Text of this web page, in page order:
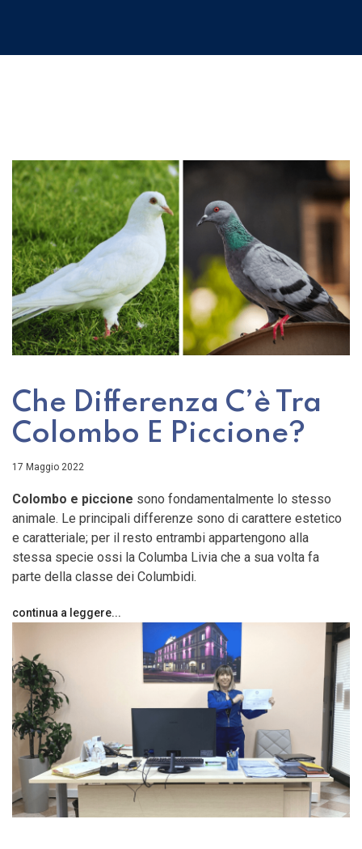
Che Differenza C’è Tra
Colombo E Piccione?
17 Maggio 2022
Colombo e piccione sono fondamentalmente lo stesso
animale. Le principali differenze sono di carattere estetico
e caratteriale; per il resto entrambi appartengono alla
stessa specie ossi la Columba Livia che a sua volta fa
parte della classe dei Columbidi.
continua a leggere...